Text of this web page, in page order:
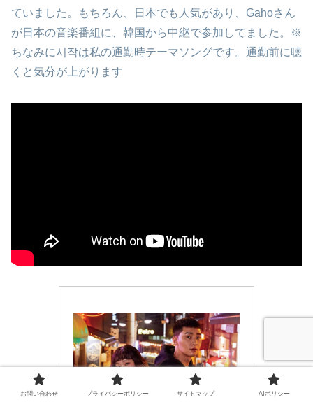
ていました。もちろん、日本でも人気があり、Gahoさん
が日本の音楽番組に、韓国から中継で参加してました。
※
ちなみに시작は私の通勤時テーマソングです。通勤前に聴
くと気分が上がります
お問い合わせ プライバシーポリシー サイトマップ AIポリシー